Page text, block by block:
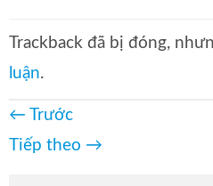
Trackback đã bị đóng,
luận.
← Trước
Tiếp theo →